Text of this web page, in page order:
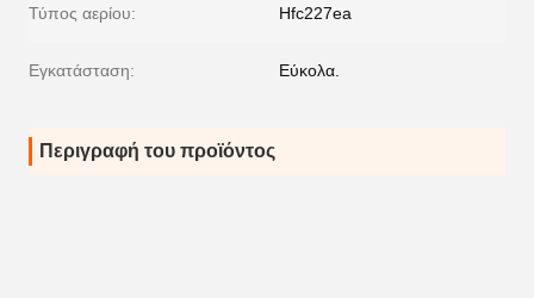
Τύπος αερίου: Hfc227ea
Εγκατάσταση: Εύκολα.
Περιγραφή του προϊόντος